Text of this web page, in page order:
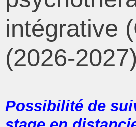
intégrative
(2026-2027)
Possibilité de